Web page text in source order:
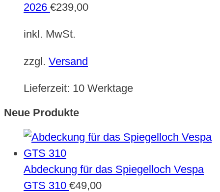
2026 €239,00
inkl. MwSt.
zzgl. Versand
Lieferzeit: 10 Werktage
Neue Produkte
Abdeckung für das Spiegelloch Vespa
GTS 310 €49,00